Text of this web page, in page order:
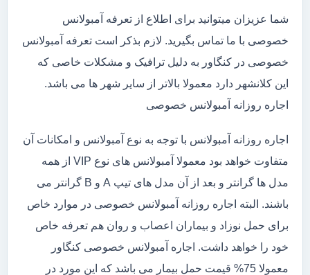
شما عزیزان میتوانید برای اطلاع از تعرفه آمبولانس
خصوصی با ما تماس بگیرید. لازم بذکر است تعرفه آمبولانس
خصوصی در کنگاور به دلیل ترافیک و مشکلات خاصی که
این کلانشهر دارد معمولا بالاتر از سایر شهر ها می باشد.
اجاره روزانه آمبولانس خصوصی
اجاره روزانه آمبولانس با توجه به نوع آمبولانس و امکانات آن
متفاوت خواهد بود معمولا آمبولانس های نوع VIP از همه
مدل ها گرانتر و بعد از آن مدل های تیپ A و B گرانتر می
باشند. البته اجاره روزانه آمبولانس خصوصی در موارد خاص
برای حمل نوزاد و بیماران اعصاب و روان هم تعرفه خاص
خود را خواهد داشت. اجاره آمبولانس خصوصی کنگاور
معمولا 75% قیمت حمل بیمار می باشد که این مورد در